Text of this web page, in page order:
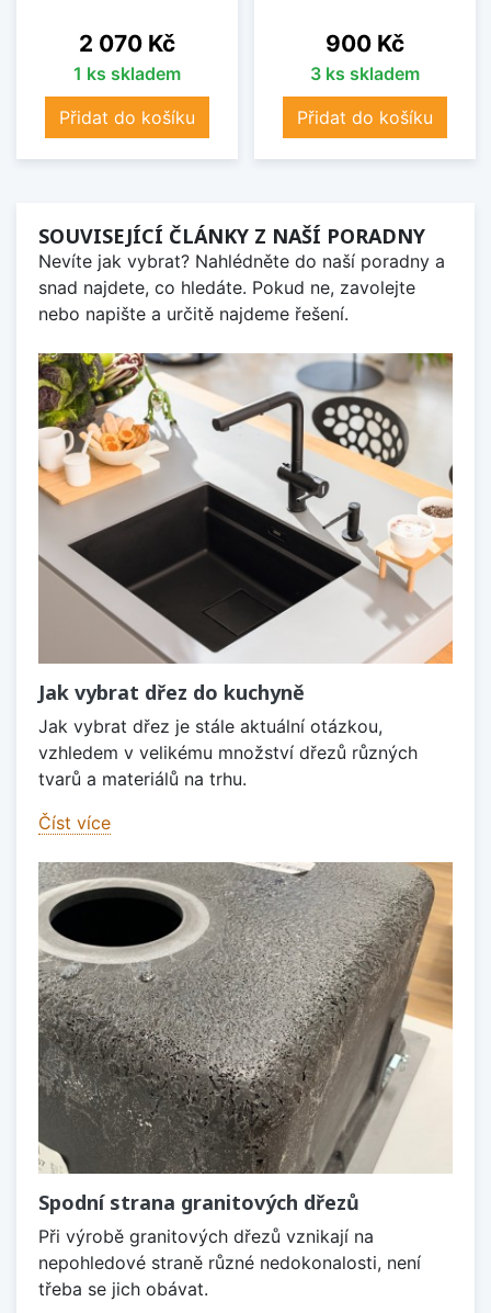
Cena
2 070 Kč
1 ks skladem
Přidat do košíku
Cena
900 Kč
3 ks skladem
Přidat do košíku
SOUVISEJÍCÍ ČLÁNKY Z NAŠÍ PORADNY
Nevíte jak vybrat? Nahlédněte do naší poradny a
snad najdete, co hledáte. Pokud ne, zavolejte
nebo napište a určitě najdeme řešení.
Jak vybrat dřez do kuchyně
Jak vybrat dřez je stále aktuální otázkou,
vzhledem v velikému množství dřezů různých
tvarů a materiálů na trhu.
Číst více
Spodní strana granitových dřezů
Při výrobě granitových dřezů vznikají na
nepohledové straně různé nedokonalosti, není
třeba se jich obávat.